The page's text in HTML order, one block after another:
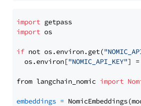
import
import os
if not os.environ.get(
  os.environ[
"NOMIC_API_KEY"] =
from langchain_nomic import
embeddings =